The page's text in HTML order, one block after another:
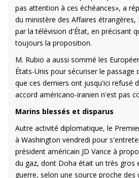
pas attention à ces échéances», a
du ministère des Affaires étrangères,
par la télévision d'État, en précisant
toujours la proposition.
M. Rubio a aussi sommé les
États-Unis pour sécuriser le passage
que ces derniers ont jusqu'ici refusé
accord américano-iranien n'est pas
Marins blessés et disparus
Autre activité diplomatique, le
à Washington vendredi pour
président américain JD Vance à
du gaz, dont Doha était un très gros
guerre, selon une source proche des